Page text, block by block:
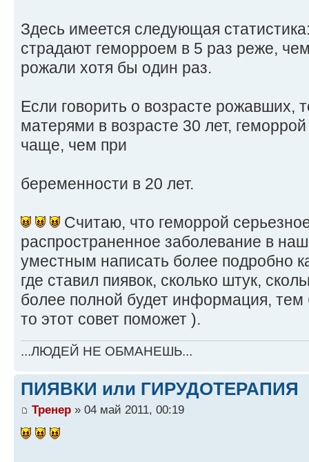
Здесь имеется следующая
страдают геморроем в 5 раз реже,
рожали хотя бы один раз.
Если говорить о возрасте рожавших,
матерями в возрасте 30 лет,
чаще, чем при
беременности в 20 лет.
Считаю, что геморрой
распространенное заболевание в
уместным написать более подробно
где ставил пиявок, сколько штук,
более полной будет информация,
то этот совет поможет ).
...ЛЮДЕЙ НЕ ОБМАНЕШЬ...
ПИЯВКИ или ГИРУДОТЕРАПИЯ
Тренер » 04 май 2011, 00:19